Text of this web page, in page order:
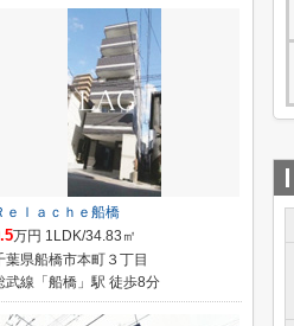
ｅｌａｃｈｅ船橋
万円 1LDK/34.83㎡
葉県船橋市本町３丁目
武線「船橋」駅 徒歩8分